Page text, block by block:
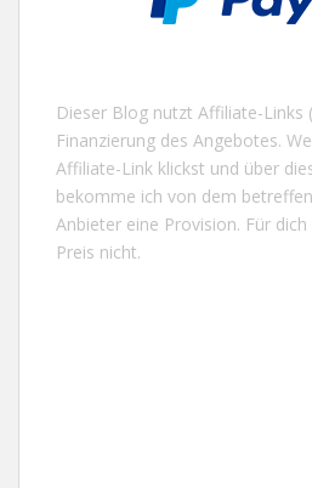
Dieser Blog nutzt Affiliate-Links
Finanzierung des Angebotes.
Affiliate-Link klickst und über
bekomme ich von dem
Anbieter eine Provision. Für
Preis nicht.